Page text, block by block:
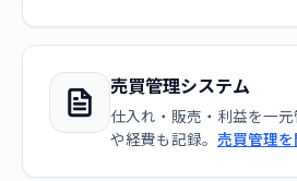
売買管理システム
仕入れ・販売・利益を一
や経費も記録。 売買管理